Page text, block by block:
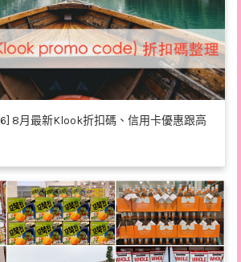
8月最新Klook折扣碼、信用卡優惠跟高